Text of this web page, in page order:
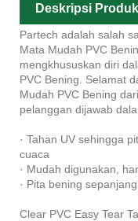
Deskripsi Produk
Partech adalah salah
Mata Mudah PVC
mengkhususkan diri
PVC Bening. Selamat
Mudah PVC Bening
pelanggan dijawab
· Tahan UV sehingga
cuaca
· Mudah digunakan,
· Pita bening
Clear PVC Easy Tear